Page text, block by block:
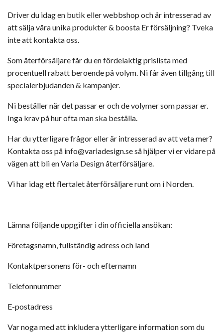
Driver du idag en butik eller webbshop och är intresserad av
att sälja våra unika produkter & boosta Er försäljning? Tveka
inte att kontakta oss.
Som återförsäljare får du en fördelaktig prislista med
procentuell rabatt beroende på volym. Ni får även tillgång till
specialerbjudanden & kampanjer.
Ni beställer när det passar er och de volymer som passar er.
Inga krav på hur ofta man ska beställa.
Har du ytterligare frågor eller är intresserad av att veta mer?
Kontakta oss på info@variadesign.seså hjälper vi er vidare på
vägen att bli en Varia Design återförsäljare.
Vi har idag ett flertalet återförsäljare runt om i Norden.
Lämna följande uppgifter i din officiella ansökan:
Företagsnamn, fullständig adress och land
Kontaktpersonens för- och efternamn
Telefonnummer
E-postadress
Var noga med att inkludera ytterligare information som du